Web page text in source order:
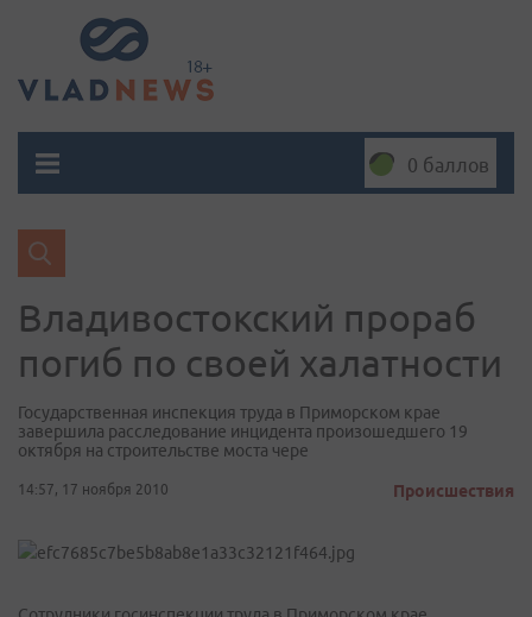
0 баллов
Владивостокский прораб
погиб по своей халатности
Государственная инспекция труда в Приморском крае
завершила расследование инцидента произошедшего 19
октября на строительстве моста чере
14:57, 17 ноября 2010 Происшествия